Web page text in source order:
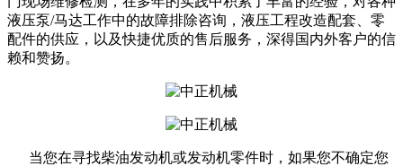
液压泵/马达工作中的故障排除咨询，液压工程改造配套、零
配件的供应，以及快捷优质的售后服务，深得国内外客户的信
赖和赞扬。
当您在寻找柴油发动机或发动机零件时，如果您不确定您